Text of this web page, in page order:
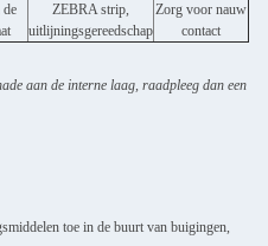
de
ZEBRA strip,
uitlijningsgereedschap
Zorg voor nauw
contact
aan de interne laag, raadpleeg dan een
toe in de buurt van buigingen,